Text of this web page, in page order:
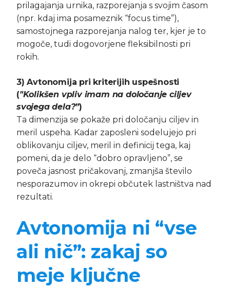
prilagajanja urnika, razporejanja s svojim časom
(npr. kdaj ima posameznik “focus time”),
samostojnega razporejanja nalog ter, kjer je to
mogoče, tudi dogovorjene fleksibilnosti pri
rokih.
3) Avtonomija pri kriterijih uspešnosti
("Kolikšen vpliv imam na določanje ciljev
svojega dela?”)
Ta dimenzija se pokaže pri določanju ciljev in
meril uspeha. Kadar zaposleni sodelujejo pri
oblikovanju ciljev, meril in definicij tega, kaj
pomeni, da je delo “dobro opravljeno”, se
poveča jasnost pričakovanj, zmanjša število
nesporazumov in okrepi občutek lastništva nad
rezultati.
Avtonomija ni “vse
ali nič”: zakaj so
meje ključne